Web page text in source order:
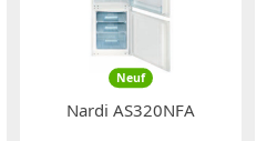
Neuf
Nardi AS320NFA